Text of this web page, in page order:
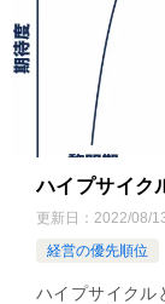
ハイプサイク
更新日： 2022/08/
経営の優先順位
ハイプサイクル